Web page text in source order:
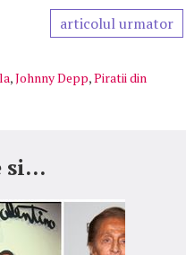
articolul urmator
,Johnny Depp,Piratii din
si...